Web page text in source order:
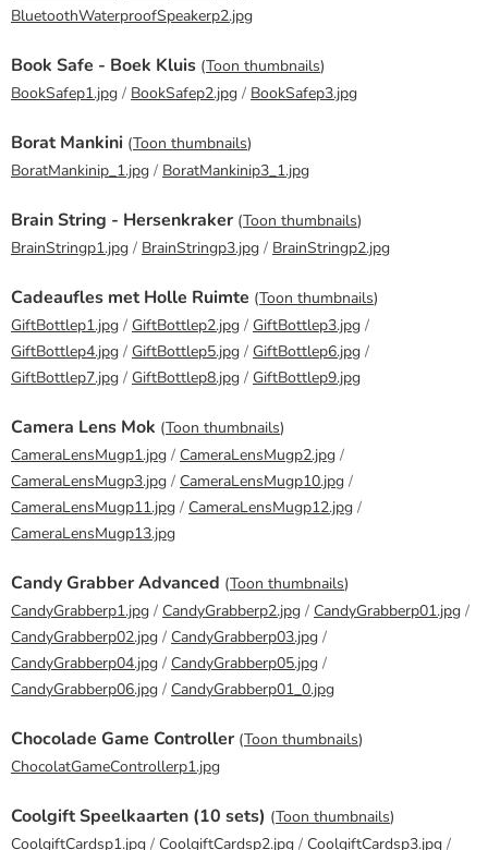
BluetoothWaterproofSpeakerp2.jpg
Book Safe - Boek Kluis (Toon thumbnails)
BookSafep1.jpg / BookSafep2.jpg / BookSafep3.jpg
Borat Mankini (Toon thumbnails)
BoratMankinip_1.jpg / BoratMankinip3_1.jpg
Brain String - Hersenkraker (Toon thumbnails)
BrainStringp1.jpg / BrainStringp3.jpg / BrainStringp2.jpg
Cadeaufles met Holle Ruimte (Toon thumbnails)
GiftBottlep1.jpg / GiftBottlep2.jpg / GiftBottlep3.jpg /
GiftBottlep4.jpg / GiftBottlep5.jpg / GiftBottlep6.jpg /
GiftBottlep7.jpg / GiftBottlep8.jpg / GiftBottlep9.jpg
Camera Lens Mok (Toon thumbnails)
CameraLensMugp1.jpg / CameraLensMugp2.jpg /
CameraLensMugp3.jpg / CameraLensMugp10.jpg /
CameraLensMugp11.jpg / CameraLensMugp12.jpg /
CameraLensMugp13.jpg
Candy Grabber Advanced (Toon thumbnails)
CandyGrabberp1.jpg / CandyGrabberp2.jpg / CandyGrabberp01.jpg /
CandyGrabberp02.jpg / CandyGrabberp03.jpg /
CandyGrabberp04.jpg / CandyGrabberp05.jpg /
CandyGrabberp06.jpg / CandyGrabberp01_0.jpg
Chocolade Game Controller (Toon thumbnails)
ChocolatGameControllerp1.jpg
Coolgift Speelkaarten (10 sets) (Toon thumbnails)
CoolgiftCardsp1.jpg / CoolgiftCardsp2.jpg / CoolgiftCardsp3.jpg /